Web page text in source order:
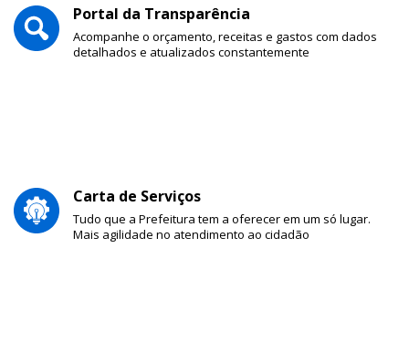
Portal da Transparência
Acompanhe o orçamento, receitas e gastos com dados
detalhados e atualizados constantemente
Carta de Serviços
Tudo que a Prefeitura tem a oferecer em um só lugar.
Mais agilidade no atendimento ao cidadão